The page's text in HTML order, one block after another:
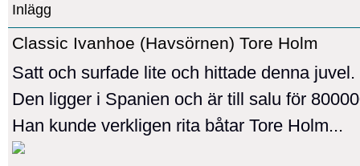
Inlägg
Classic Ivanhoe (Havsörnen) Tore Holm
Satt och surfade lite och hittade denna juvel.
Den ligger i Spanien och är till salu för
Han kunde verkligen rita båtar Tore Holm...